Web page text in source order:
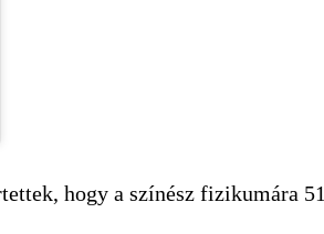
hogy a színész fizikumára 51